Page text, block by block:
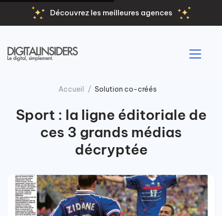
Découvrez les meilleures agences
Accueil Solution co-créés
Sport : la ligne éditoriale de
ces 3 grands médias
décryptée